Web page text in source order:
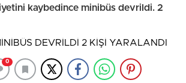
kaybedince minibüs devrildi. 2
0